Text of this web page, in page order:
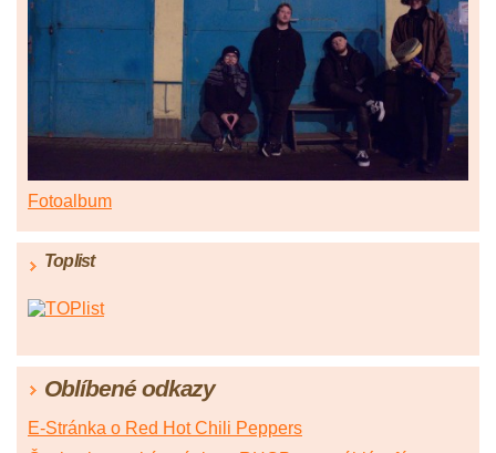
Fotoalbum
Toplist
Oblíbené odkazy
E-Stránka o Red Hot Chili Peppers